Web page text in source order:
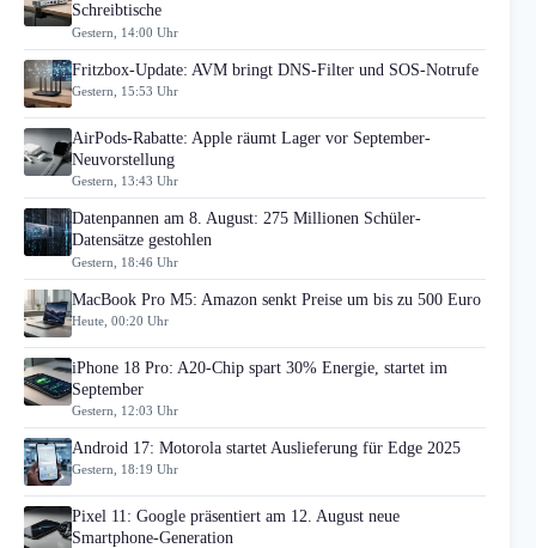
Schreibtische
Gestern, 14:00 Uhr
Fritzbox-Update: AVM bringt DNS-Filter und SOS-Notrufe
Gestern, 15:53 Uhr
AirPods-Rabatte: Apple räumt Lager vor September-
Neuvorstellung
Gestern, 13:43 Uhr
Datenpannen am 8. August: 275 Millionen Schüler-
Datensätze gestohlen
Gestern, 18:46 Uhr
MacBook Pro M5: Amazon senkt Preise um bis zu 500 Euro
Heute, 00:20 Uhr
iPhone 18 Pro: A20-Chip spart 30% Energie, startet im
September
Gestern, 12:03 Uhr
Android 17: Motorola startet Auslieferung für Edge 2025
Gestern, 18:19 Uhr
Pixel 11: Google präsentiert am 12. August neue
Smartphone-Generation